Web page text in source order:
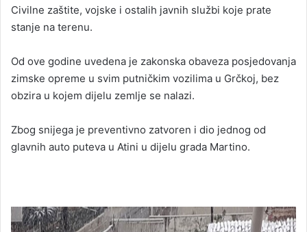
Civilne zaštite, vojske i ostalih javnih službi koje prate
stanje na terenu.
Od ove godine uvedena je zakonska obaveza posjedovanja
zimske opreme u svim putničkim vozilima u Grčkoj, bez
obzira u kojem dijelu zemlje se nalazi.
Zbog snijega je preventivno zatvoren i dio jednog od
glavnih auto puteva u Atini u dijelu grada Martino.